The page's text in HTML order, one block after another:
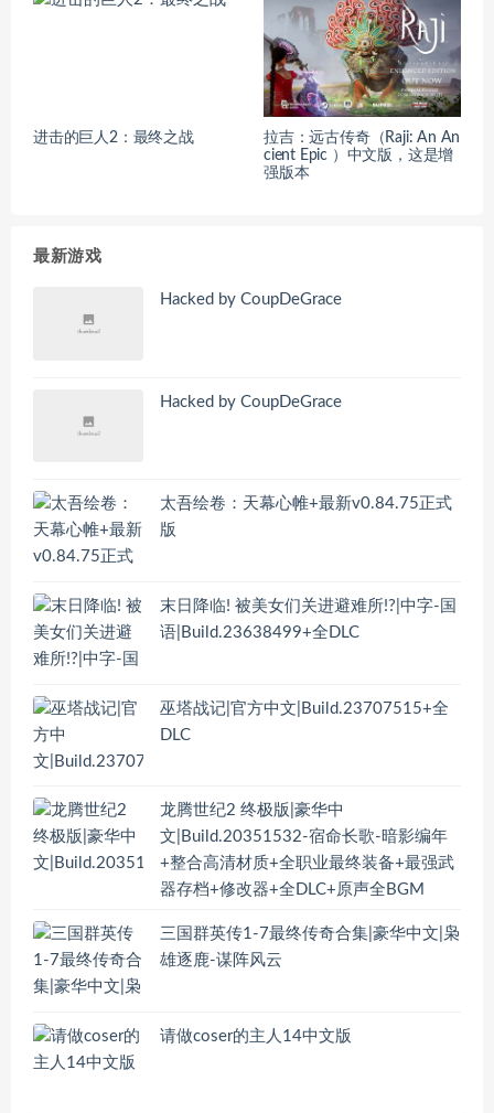
进击的巨人2：最终之战
拉吉：远古传奇（Raji: An An
cient Epic ）中文版，这是增
强版本
最新游戏
Hacked by CoupDeGrace
Hacked by CoupDeGrace
太吾绘卷：天幕心帷+最新v0.84.75正式
版
末日降临! 被美女们关进避难所!?|中字-国
语|Build.23638499+全DLC
巫塔战记|官方中文|Build.23707515+全
DLC
龙腾世纪2 终极版|豪华中
文|Build.20351532-宿命长歌-暗影编年
+整合高清材质+全职业最终装备+最强武
器存档+修改器+全DLC+原声全BGM
三国群英传1-7最终传奇合集|豪华中文|枭
雄逐鹿-谋阵风云
请做coser的主人14中文版